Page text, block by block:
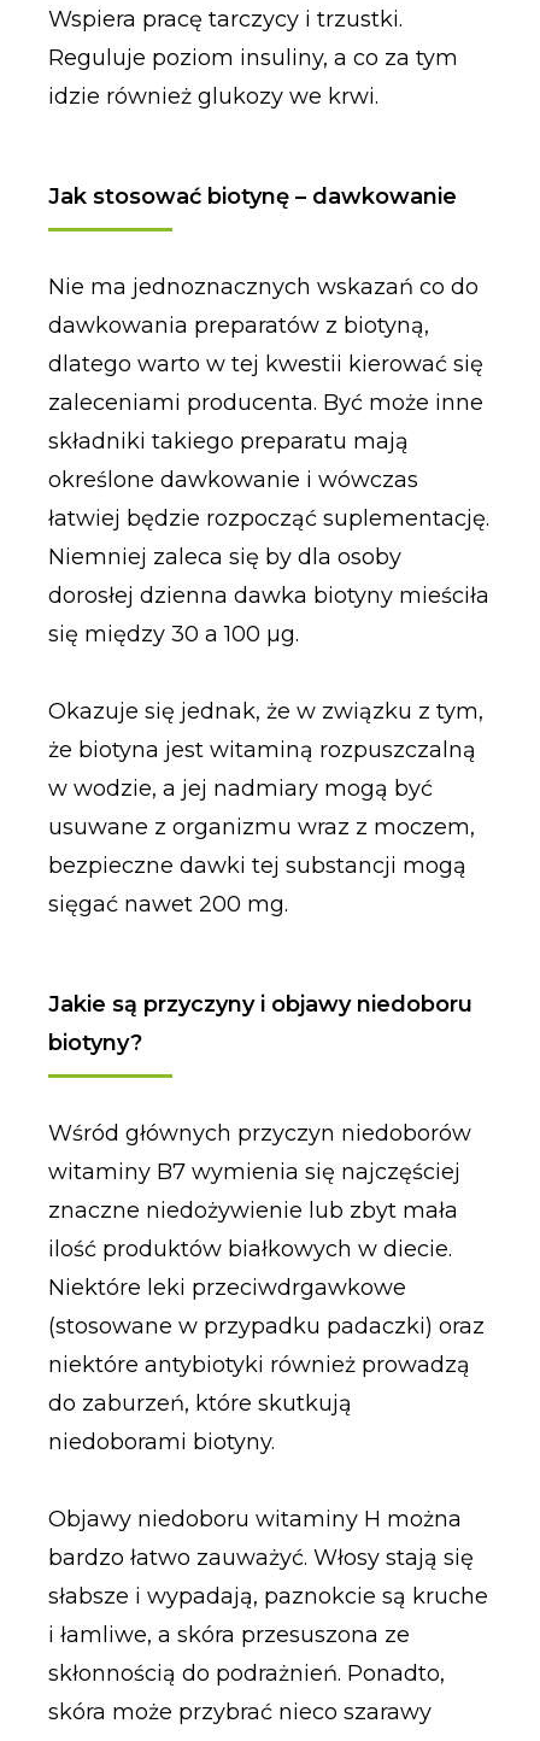
Wspiera pracę tarczycy i trzustki.
Reguluje poziom insuliny, a co za tym
idzie również glukozy we krwi.
Jak stosować biotynę – dawkowanie
Nie ma jednoznacznych wskazań co do
dawkowania preparatów z biotyną,
dlatego warto w tej kwestii kierować się
zaleceniami producenta. Być może inne
składniki takiego preparatu mają
określone dawkowanie i wówczas
łatwiej będzie rozpocząć suplementację.
Niemniej zaleca się by dla osoby
dorosłej dzienna dawka biotyny mieściła
się między 30 a 100 µg.
Okazuje się jednak, że w związku z tym,
że biotyna jest witaminą rozpuszczalną
w wodzie, a jej nadmiary mogą być
usuwane z organizmu wraz z moczem,
bezpieczne dawki tej substancji mogą
sięgać nawet 200 mg.
Jakie są przyczyny i objawy niedoboru
biotyny?
Wśród głównych przyczyn niedoborów
witaminy B7 wymienia się najczęściej
znaczne niedożywienie lub zbyt mała
ilość produktów białkowych w diecie.
Niektóre leki przeciwdrgawkowe
(stosowane w przypadku padaczki) oraz
niektóre antybiotyki również prowadzą
do zaburzeń, które skutkują
niedoborami biotyny.
Objawy niedoboru witaminy H można
bardzo łatwo zauważyć. Włosy stają się
słabsze i wypadają, paznokcie są kruche
i łamliwe, a skóra przesuszona ze
skłonnością do podrażnień. Ponadto,
skóra może przybrać nieco szarawy